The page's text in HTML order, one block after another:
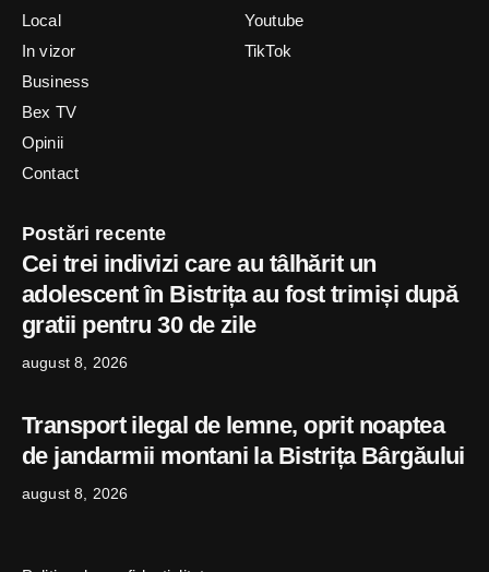
Local
In vizor
Business
Bex TV
Opinii
Contact
Youtube
TikTok
Postări recente
Cei trei indivizi care au tâlhărit un
adolescent în Bistrița au fost trimiși după
gratii pentru 30 de zile
august 8, 2026
Transport ilegal de lemne, oprit noaptea
de jandarmii montani la Bistrița Bârgăului
august 8, 2026